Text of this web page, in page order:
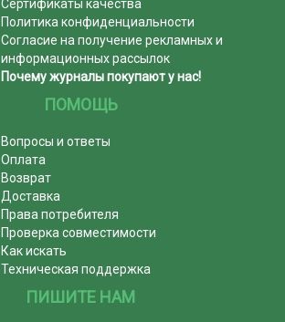
Сертификаты качества
Политика конфиденциальности
Согласие на получение рекламных и
информационных рассылок
Почему журналы покупают у нас!
ПОМОЩЬ
Вопросы и ответы
Оплата
Возврат
Доставка
Права потребителя
Проверка совместимости
Как искать
Техническая поддержка
ПИШИТЕ НАМ